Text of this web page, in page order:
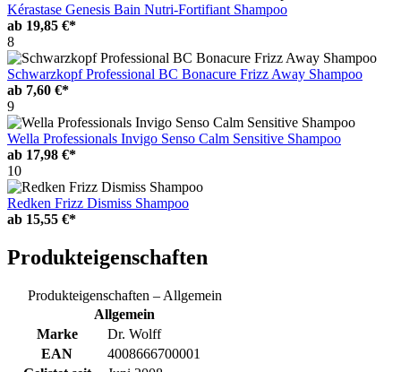
Kérastase Genesis Bain Nutri-Fortifiant Shampoo
ab 19,85 €*
8
Schwarzkopf Professional BC Bonacure Frizz Away Shampoo
ab 7,60 €*
9
Wella Professionals Invigo Senso Calm Sensitive Shampoo
ab 17,98 €*
10
Redken Frizz Dismiss Shampoo
ab 15,55 €*
Produkteigenschaften
Produkteigenschaften – Allgemein
Allgemein
Marke
Dr. Wolff
EAN
4008666700001